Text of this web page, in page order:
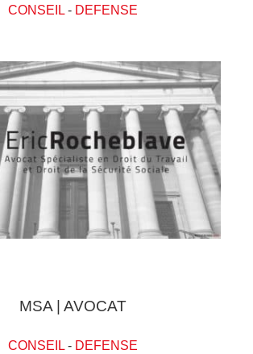
CONSEIL- DEFENSE
MSA | AVOCAT
CONSEIL- DEFENSE